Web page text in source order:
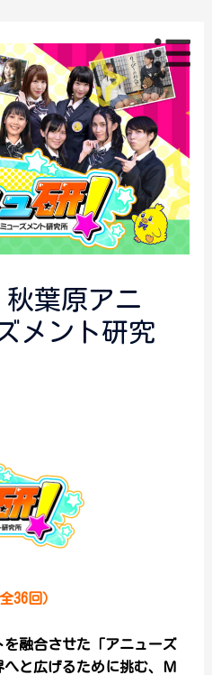
秋葉原アニ
メント研究
36回）
融合させた「アニューズ
と広げるために挑む、Ｍ